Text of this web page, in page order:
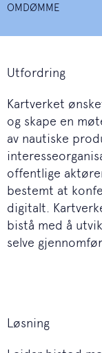
OMDØMME
Utfordring
Kartverket
og skape en
av nautiske
offentlige
bestemt at
digitalt.
bistå med å
selve
Løsning